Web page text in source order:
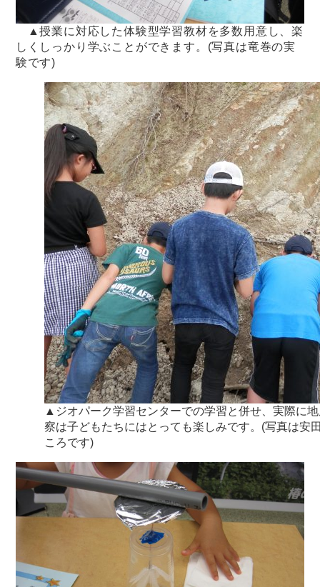
▲授業に対応した体験型学習教材を多数用意し、楽
しくしっかり学ぶことができます。(写真は竜巻の実
験です)
▲ジオパーク学習センターでの学習と併せ、実際に
察は子どもたちにはとっても楽しみです。(写真は安
ころです)